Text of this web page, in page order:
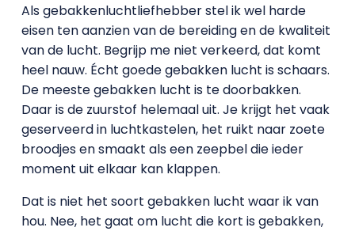
Als gebakkenluchtliefhebber stel ik wel harde
eisen ten aanzien van de bereiding en de kwaliteit
van de lucht. Begrijp me niet verkeerd, dat komt
heel nauw. Écht goede gebakken lucht is schaars.
De meeste gebakken lucht is te doorbakken.
Daar is de zuurstof helemaal uit. Je krijgt het vaak
geserveerd in luchtkastelen, het ruikt naar zoete
broodjes en smaakt als een zeepbel die ieder
moment uit elkaar kan klappen.
Dat is niet het soort gebakken lucht waar ik van
hou. Nee, het gaat om lucht die kort is gebakken,